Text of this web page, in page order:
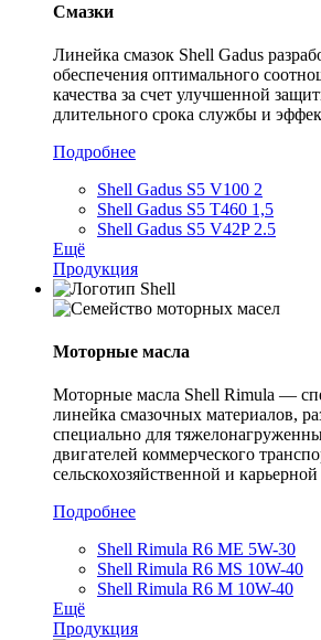
Смазки
Линейка смазок Shell Gadus
обеспечения оптимального
качества за счет улучшенной
длительного срока службы и
Подробнее
Shell Gadus S5 V100 2
Shell Gadus S5 T460 1,5
Shell Gadus S5 V42P 2.5
Ещё
Продукция
Моторные масла
Моторные масла Shell Rimula —
линейка смазочных материалов,
специально для
двигателей коммерческого
сельскохозяйственной и
Подробнее
Shell Rimula R6 ME 5W-30
Shell Rimula R6 MS 10W-40
Shell Rimula R6 M 10W-40
Ещё
Продукция